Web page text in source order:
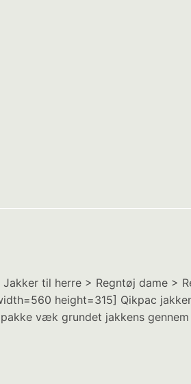
til herre > Regntøj dame >
height=315] Qikpac
væk grundet jakkens gennem